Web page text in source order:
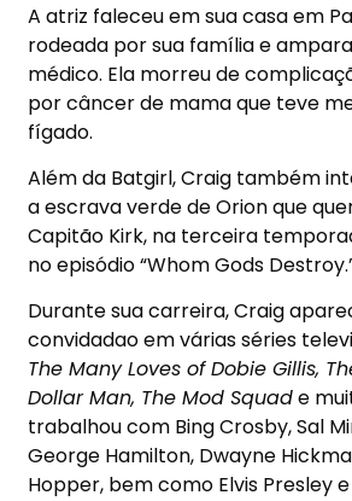
A atriz faleceu em sua casa em
rodeada por sua família e
médico. Ela morreu de
por câncer de mama que teve
fígado.
Além da Batgirl, Craig também
a escrava verde de Orion que
Capitão Kirk, na terceira
no episódio “Whom Gods
Durante sua carreira, Craig
convidadao em várias séries
The Many Loves of Dobie Gillis,
Dollar Man, The Mod Squade
trabalhou com Bing Crosby, Sal
George Hamilton, Dwayne
Hopper, bem como Elvis Presley